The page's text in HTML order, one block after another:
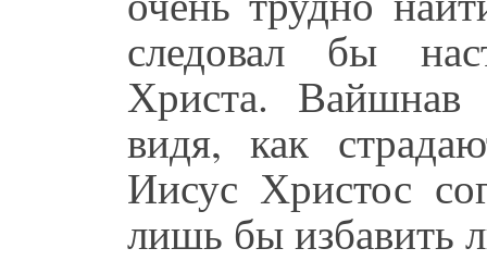
следовал бы
Христа. Вайшнав
видя, как
Иисус Христос
лишь бы избавить